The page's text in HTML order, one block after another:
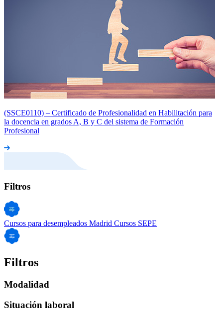
(SSCE0110) – Certificado de Profesionalidad en Habilitación para
la docencia en grados A, B y C del sistema de Formación
Profesional
Filtros
Cursos para desempleados Madrid Cursos SEPE
Filtros
Modalidad
Situación laboral